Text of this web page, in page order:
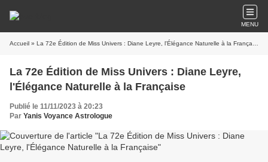
MENU
Accueil » La 72e Édition de Miss Univers : Diane Leyre, l'Élégance Naturelle à la Française
La 72e Édition de Miss Univers : Diane Leyre,
l'Élégance Naturelle à la Française
Publié le 11/11/2023 à 20:23
Par Yanis Voyance Astrologue